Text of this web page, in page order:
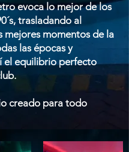
evoca lo mejor de los
trasladando al
mejores momentos de la
las épocas y
el equilibrio perfecto
creado para todo